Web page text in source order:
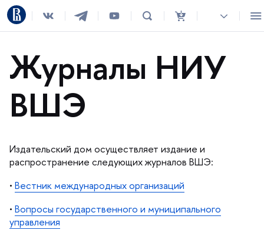
Журналы НИУ
ШЭ
Издательский дом осуществляет издание и
распространение следующих журналов ВШЭ:
• естник международных организаций
• опросы государственного и муниципального
управления